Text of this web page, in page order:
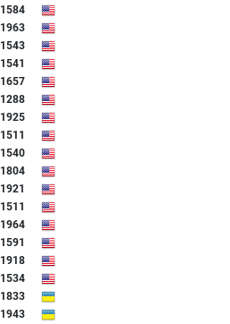
1584
1963
1543
1541
1657
1288
1925
1511
1540
1804
1921
1511
1964
1591
1918
1534
1833
1943